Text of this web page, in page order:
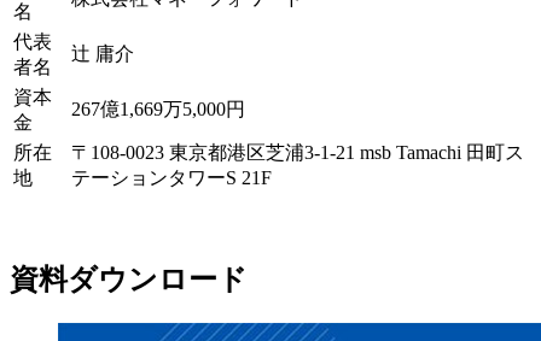
名
代表
者名
辻 庸介
資本
金
267億1,669万5,000円
所在
地
〒108-0023 東京都港区芝浦3-1-21 msb Tamachi 田町ス
テーションタワーS 21F
資料ダウンロード